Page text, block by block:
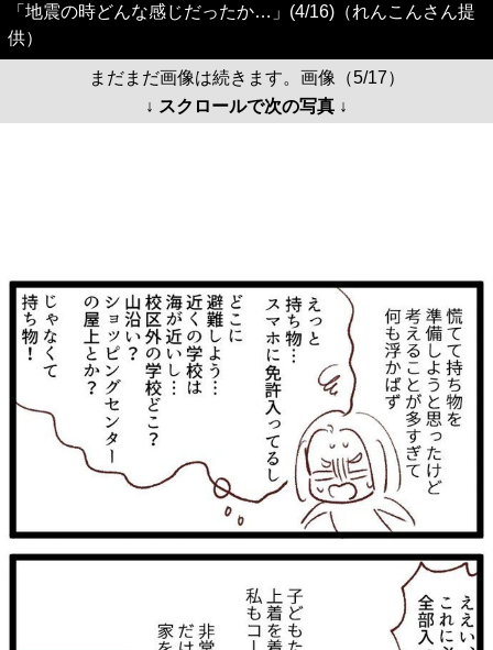
「地震の時どんな感じだったか…」(4/16)（れんこんさん提
供）
まだまだ画像は続きます。画像（5/17）
↓ スクロールで次の写真 ↓